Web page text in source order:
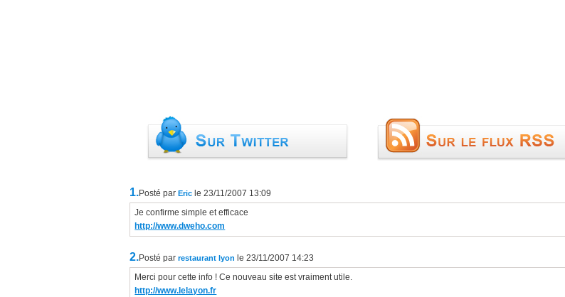
1.Posté par Eric le 23/11/2007 13:09
Je confirme simple et efficace
http://www.dweho.com
2.Posté par restaurant lyon le 23/11/2007 14:23
Merci pour cette info ! Ce nouveau site est vraiment utile.
http://www.lelayon.fr